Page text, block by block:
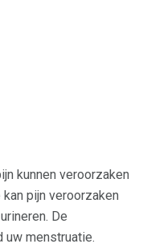
kunnen veroorzaken
pijn veroorzaken
De
uw menstruatie.